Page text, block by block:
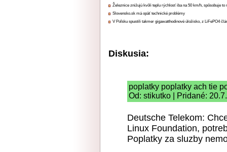
Železnice znižujú kvôli teplu rýchlosť iba na 50 km/h, spôsobuje to
Slovensko.sk má opäť technické problémy
V Poľsku spustili takmer gigawatthodinové úložisko, z LiFePO4
Diskusia:
poplatky poplatky ach tie
Od: stikutko | Pridané:
Deutsche Telekom:
Linux Foundation,
Poplatky za sluzby